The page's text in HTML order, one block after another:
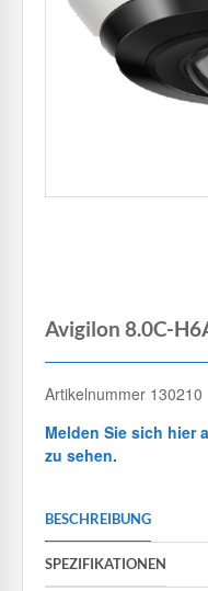
Avigilon 8.0C-
Artikelnummer 130210
Melden Sie sich hier
zu sehen.
BESCHREIBUNG
SPEZIFIKATIONEN